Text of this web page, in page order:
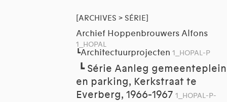
[ARCHIVES > SÉRIE]
Archief Hoppenbrouwers Alfons
1_HOPAL
┗Architectuurprojecten 1_HOPAL-P
┗ Série Aanleg gemeenteplein
en parking, Kerkstraat te
Everberg, 1966-1967 1_HOPAL-P-